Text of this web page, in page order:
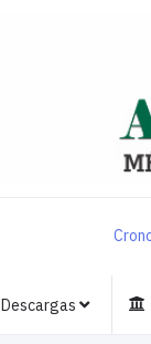
Descargas